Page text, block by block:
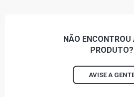
NÃO ENCONTROU
PRODUTO?
AVISE A